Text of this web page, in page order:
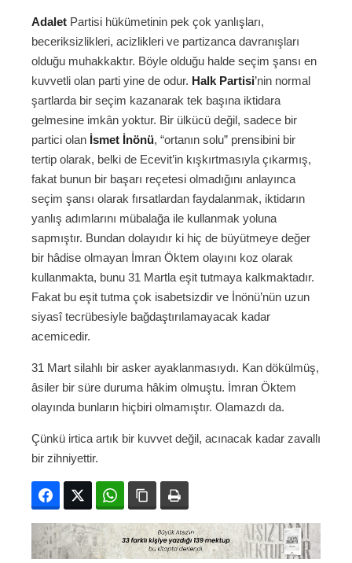
Adalet Partisi hükümetinin pek çok yanlışları,
beceriksizlikleri, acizlikleri ve partizanca davranışları
olduğu muhakkaktır. Böyle olduğu halde seçim şansı en
kuvvetli olan parti yine de odur. Halk Partisi’nin normal
şartlarda bir seçim kazanarak tek başına iktidara
gelmesine imkân yoktur. Bir ülkücü değil, sadece bir
partici olan İsmet İnönü, “ortanın solu” prensibini bir
tertip olarak, belki de Ecevit’in kışkırtmasıyla çıkarmış,
fakat bunun bir başarı reçetesi olmadığını anlayınca
seçim şansı olarak fırsatlardan faydalanmak, iktidarın
yanlış adımlarını mübalağa ile kullanmak yoluna
sapmıştır. Bundan dolayıdır ki hiç de büyütmeye değer
bir hâdise olmayan İmran Öktem olayını koz olarak
kullanmakta, bunu 31 Martla eşit tutmaya kalkmaktadır.
Fakat bu eşit tutma çok isabetsizdir ve İnönü’nün uzun
siyasî tecrübesiyle bağdaştırılamayacak kadar
acemicedir.
31 Mart silahlı bir asker ayaklanmasıydı. Kan dökülmüş,
âsiler bir süre duruma hâkim olmuştu. İmran Öktem
olayında bunların hiçbiri olmamıştır. Olamazdı da.
Çünkü irtica artık bir kuvvet değil, acınacak kadar zavallı
bir zihniyettir.
FacebookTwitter WhatsAppBağlanıyı kopyala